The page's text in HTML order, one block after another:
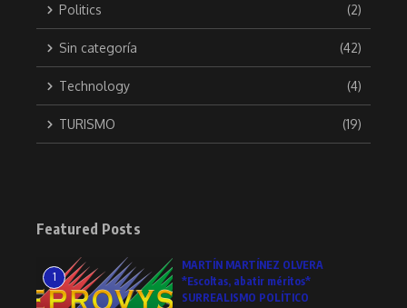
Politics (2)
Sin categoría (42)
Technology (4)
TURISMO (19)
Featured Posts
1
MARTÍN MARTÍNEZ OLVERA
*Escoltas, abatir méritos*
SURREALISMO POLÍTICO